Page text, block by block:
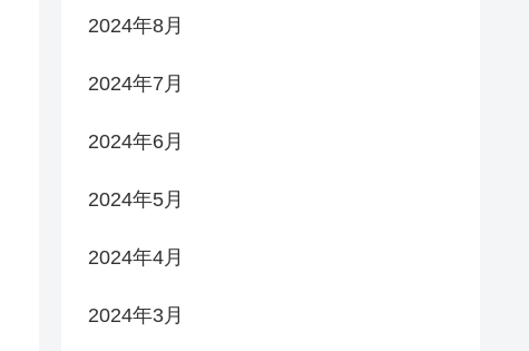
2024年8月
2024年7月
2024年6月
2024年5月
2024年4月
2024年3月